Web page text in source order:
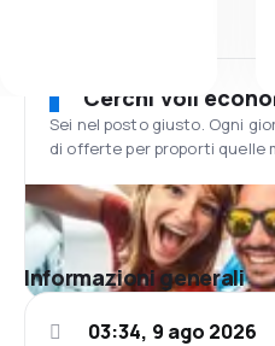
Cerchi voli
Sei nel posto giusto. Ogni
di offerte per proporti quelle
Informazioni generali
03:34, 9 ago 2026